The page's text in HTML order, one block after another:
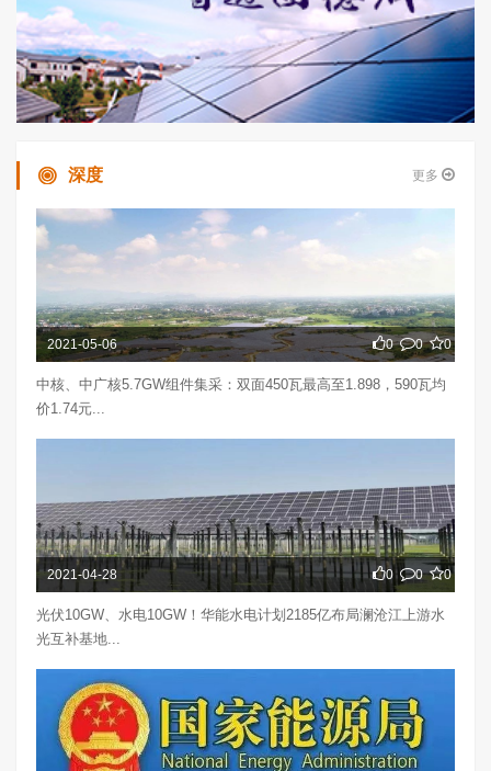
深度 更多
2021-05-06 0 0 0
中核、中广核5.7GW组件集采：双面450瓦最高至1.898，590瓦均
价1.74元...
2021-04-28 0 0 0
光伏10GW、水电10GW！华能水电计划2185亿布局澜沧江上游水
光互补基地...